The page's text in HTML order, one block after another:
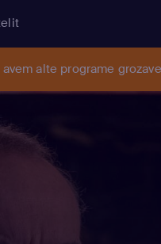
alte programe